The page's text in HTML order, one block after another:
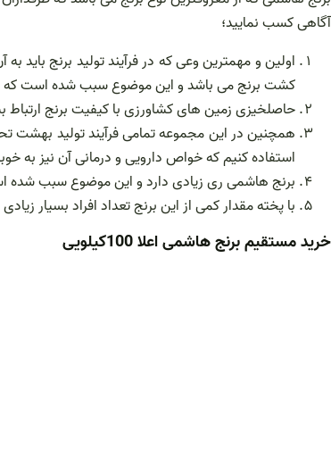
آگاهی کسب نمایید؛
اولین و مهمترین وعی که در فرآیند تولید برنج
کشت برنج می باشد و این موضوع سبب شده است که
حاصلخیزی زمین های کشاورزی با کیفیت برنج
همچنین در این مجموعه تمامی فرآیند تولید بهشت
استفاده کنیم که خواص دارویی و درمانی آن نیز به
برنج هاشمی ری زیادی دارد و این موضوع سبب شده
با پخته مقدار کمی از این برنج تعداد افراد بسیار
خرید مستقیم برنج هاشمی اعلا 100کیلویی